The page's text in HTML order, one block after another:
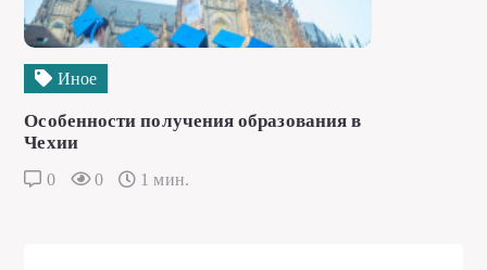
Иное
Особенности получения образования в
Чехии
0 0 1 мин.